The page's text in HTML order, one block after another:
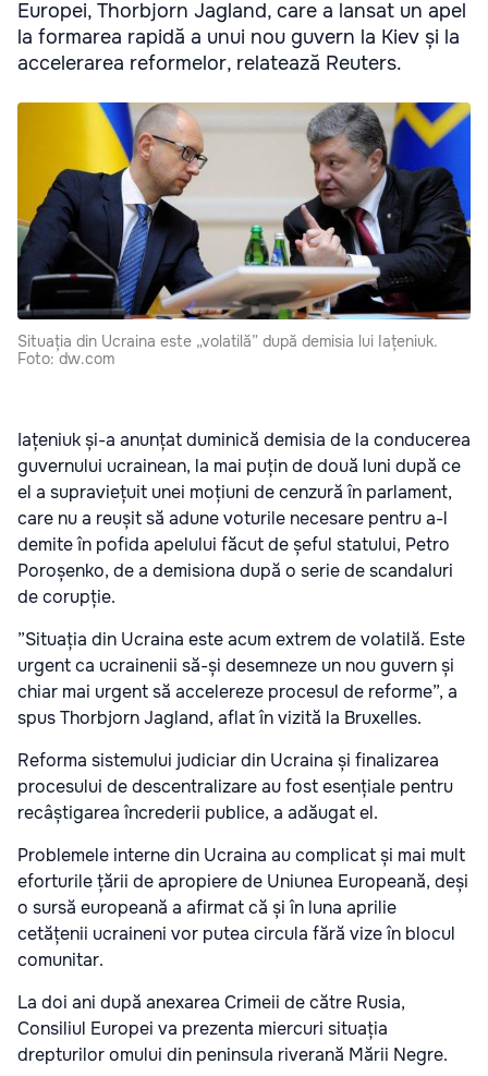
Europei, Thorbjorn Jagland, care a lansat un apel
la formarea rapidă a unui nou guvern la Kiev și la
accelerarea reformelor, relatează Reuters.
Situația din Ucraina este „volatilă” după demisia lui Iațeniuk.
Foto: dw.com
Iațeniuk și-a anunțat duminică demisia de la conducerea
guvernului ucrainean, la mai puțin de două luni după ce
el a supraviețuit unei moțiuni de cenzură în parlament,
care nu a reușit să adune voturile necesare pentru a-l
demite în pofida apelului făcut de șeful statului, Petro
Poroșenko, de a demisiona după o serie de scandaluri
de corupție.
”Situația din Ucraina este acum extrem de volatilă. Este
urgent ca ucrainenii să-și desemneze un nou guvern și
chiar mai urgent să accelereze procesul de reforme”, a
spus Thorbjorn Jagland, aflat în vizită la Bruxelles.
Reforma sistemului judiciar din Ucraina și finalizarea
procesului de descentralizare au fost esențiale pentru
recâștigarea încrederii publice, a adăugat el.
Problemele interne din Ucraina au complicat și mai mult
eforturile țării de apropiere de Uniunea Europeană, deși
o sursă europeană a afirmat că și în luna aprilie
cetățenii ucraineni vor putea circula fără vize în blocul
comunitar.
La doi ani după anexarea Crimeii de către Rusia,
Consiliul Europei va prezenta miercuri situația
drepturilor omului din peninsula riverană Mării Negre.